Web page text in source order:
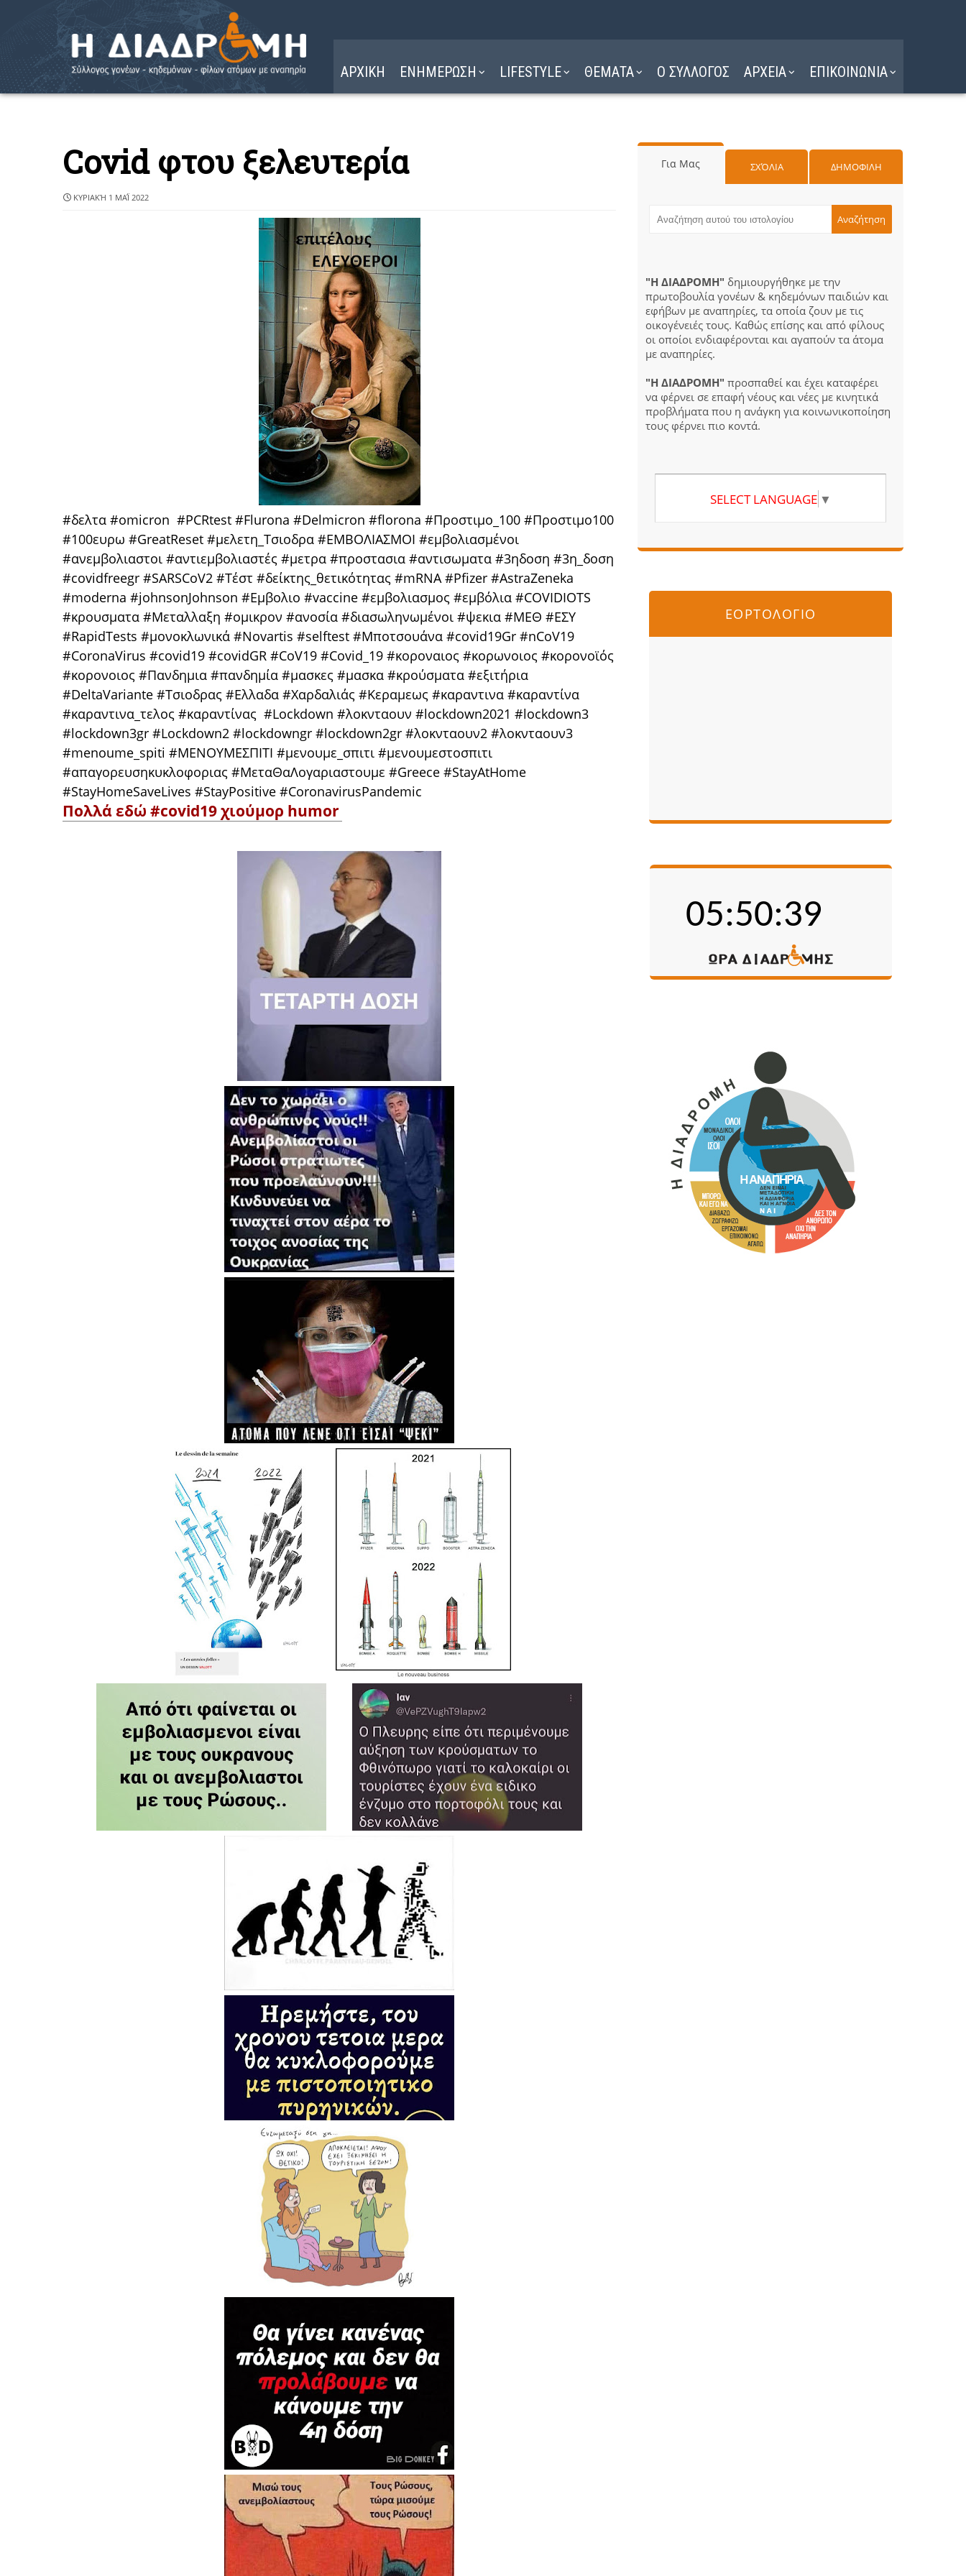
ΑΡΧΙΚΗ ΕΝΗΜΕΡΩΣΗ LIFESTYLE ΘΕΜΑΤΑ Ο ΣΥΛΛΟΓΟΣ ΑΡΧΕΙΑ ΕΠΙΚΟΙΝΩΝΙΑ
Covid φτου ξελευτερία
ΚΥΡΙΑΚΉ 1 ΜΑΪ́ 2022
#δελτα #omicron #PCRtest #Flurona #Delmicron #florona #Προστιμο_100 #Προστιμο100
#100ευρω #GreatReset #μελετη_Τσιοδρα #ΕΜΒΟΛΙΑΣΜΟΙ #εμβολιασμένοι
#ανεμβολιαστοι #αντιεμβολιαστές #μετρα #προστασια #αντισωματα #3ηδοση #3η_δοση
#covidfreegr #SARSCoV2 #Τέστ #δείκτης_θετικότητας #mRNA #Pfizer #AstraZeneka
#moderna #johnsonJohnson #Εμβολιο #vaccine #εμβολιασμος #εμβόλια #COVIDIOTS
#κρουσματα #Μεταλλαξη #ομικρον #ανοσία #διασωληνωμένοι #ψεκια #ΜΕΘ #ΕΣΥ
#RapidTests #μονοκλωνικά #Novartis #selftest #Μποτσουάνα #covid19Gr #nCoV19
#CoronaVirus #covid19 #covidGR #CoV19 #Covid_19 #κοροναιος #κορωνοιος #κορονοϊός
#κορονοιος #Πανδημια #πανδημία #μασκες #μασκα #κρούσματα #εξιτήρια
#DeltaVariante #Τσιοδρας #Ελλαδα #Χαρδαλιάς #Κεραμεως #καραντινα #καραντίνα
#καραντινα_τελος #καραντίνας #Lockdown #λοκνταουν #lockdown2021 #lockdown3
#lockdown3gr #Lockdown2 #lockdowngr #lockdown2gr #λοκνταουν2 #λοκνταουν3
#menoume_spiti #ΜΕΝΟΥΜΕΣΠΙΤΙ #μενουμε_σπιτι #μενουμεστοσπιτι
#απαγορευσηκυκλοφοριας #ΜεταΘαΛογαριαστουμε #Greece #StayAtHome
#StayHomeSaveLives #StayPositive #CoronavirusPandemic
Πολλά εδώ #covid19 χιούμορ humor
Για Μας ΣΧΌΛΙΑ ΔΗΜΟΦΙΛΗ
"Η ΔΙΑΔΡΟΜΗ" δημιουργήθηκε με την
πρωτοβουλία γονέων & κηδεμόνων παιδιών και
εφήβων με αναπηρίες, τα οποία ζουν με τις
οικογένειές τους. Καθώς επίσης και από φίλους
οι οποίοι ενδιαφέρονται και αγαπούν τα άτομα
με αναπηρίες.
"Η ΔΙΑΔΡΟΜΗ" προσπαθεί και έχει καταφέρει
να φέρνει σε επαφή νέους και νέες με κινητικά
προβλήματα που η ανάγκη για κοινωνικοποίηση
τους φέρνει πιο κοντά.
SELECT LANGUAGE ▼
ΕΟΡΤΟΛΟΓΙΟ